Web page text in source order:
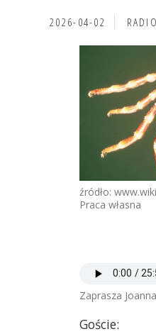
2026-04-02
źródło:
Praca własna
Zaprasza
Goście: